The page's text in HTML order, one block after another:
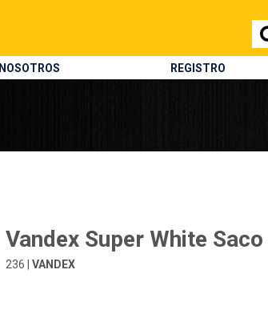
NOSOTROS REGISTRO
Vandex Super White
236 |VANDEX